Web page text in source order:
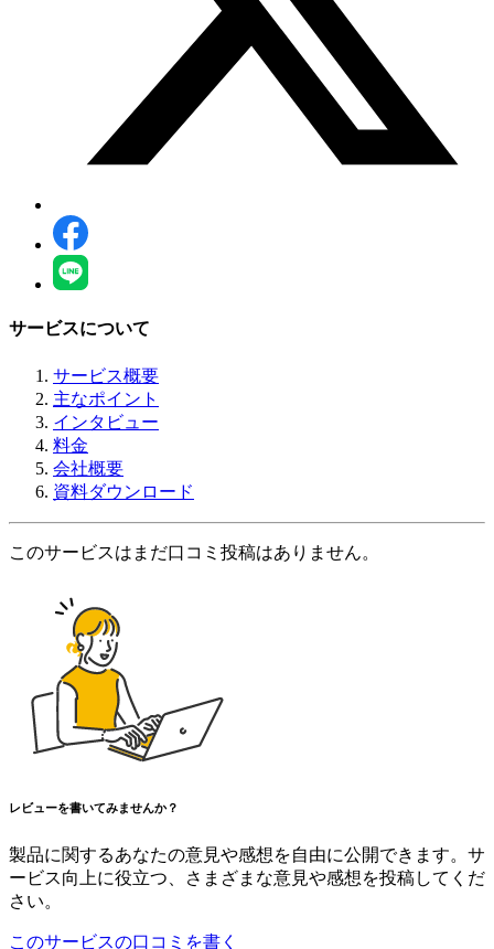
サービスについて
サービス概要
主なポイント
インタビュー
料金
会社概要
資料ダウンロード
このサービスはまだ口コミ投稿はありません。
レビューを書いてみませんか？
製品に関するあなたの意見や感想を自由に公開できます。サ
ービス向上に役立つ、さまざまな意見や感想を投稿してくだ
さい。
このサービスの口コミを書く